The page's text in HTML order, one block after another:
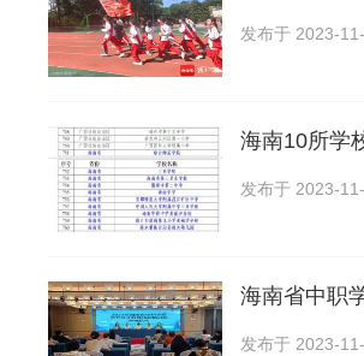
发布于 2023-
海南10所学
发布于 2023-
海南省中职
发布于 2023-